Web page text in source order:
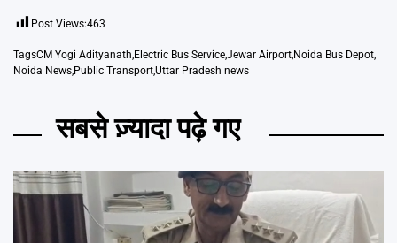
Post Views:463
TagsCM Yogi Adityanath Electric Bus ServiceJewar Airport Noida Bus Depot
Noida News Public TransportUttar Pradesh news
सबसे ज़्यादा पढ़े गए